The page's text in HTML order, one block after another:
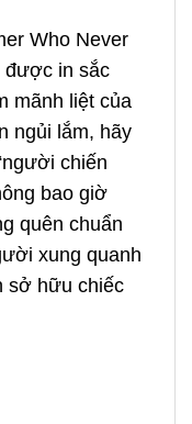
Who Never
được in sắc
mãnh liệt của
ngủi lắm, hãy
chiến
bao giờ
quên chuẩn
xung quanh
sở hữu chiếc